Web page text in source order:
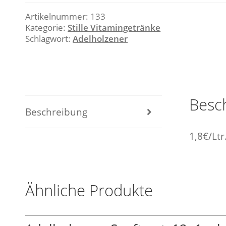
Menge
Artikelnummer: 133
Kategorie:Stille Vitamingetränke
Schlagwort:Adelholzener
Beschreibung
1,8€/Ltr.
Ähnliche Produkte